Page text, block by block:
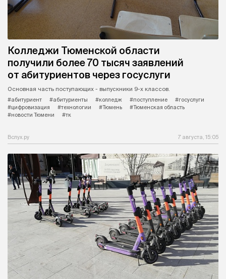
Колледжи Тюменской области
получили более 70 тысяч заявлений
от абитуриентов через госуслуги
Основная часть поступающих - выпускники 9-х классов.
#абитуриент
#абитуриенты #колледж #поступление
#госуслуги
#цифровизация
#технологии #Тюмень
#Тюменская область
#новости Тюмени
#тк
Вслух.ру 7 августа, 15:05